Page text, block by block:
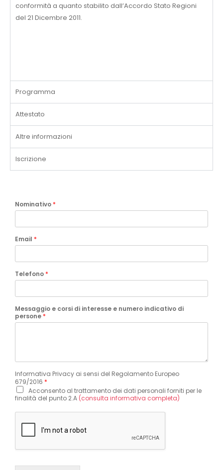
conformità a quanto stabilito dall’Accordo Stato Regioni
del 21 Dicembre 2011.
Programma
Attestato
Altre informazioni
Iscrizione
Nominativo *
Email *
Telefono *
Messaggio e corsi di interesse e numero indicativo di
persone *
Informativa Privacy ai sensi del Regolamento Europeo
679/2016 *
Acconsento al trattamento dei dati personali forniti per le
finalità del punto 2.A (consulta informativa completa)